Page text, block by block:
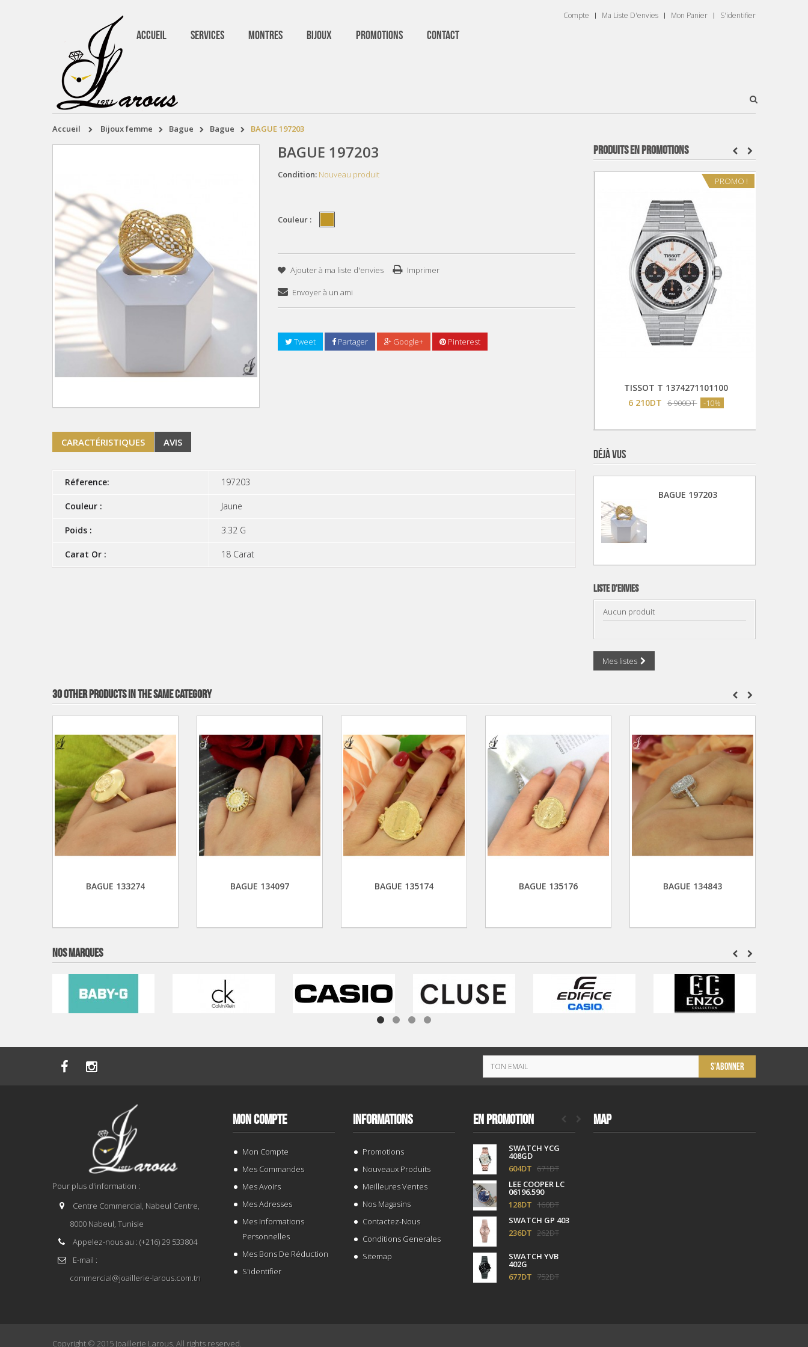
Compte Ma Liste D'envies Mon Panier S'identifier
ACCUEIL SERVICES MONTRES BIJOUX PROMOTIONS CONTACT
accueil bijoux femme bague bague BAGUE 197203
BAGUE 197203
Condition: Nouveau produit
Couleur :
Ajouter à ma liste d'envies Imprimer
Envoyer à un ami
Tweet Partager Google+ Pinterest
CARACTÉRISTIQUES AVIS
Réference: 197203
Couleur : Jaune
Poids : 3.32 G
Carat Or : 18 Carat
PRODUITS EN PROMOTIONS
PROMO !
TISSOT T 1374271101100
6 210DT 6 900DT -10%
DÉJÀ VUS
BAGUE 197203
Liste d'envies
Aucun produit
Mes listes
30 OTHER PRODUCTS IN THE SAME CATEGORY
BAGUE 133274 BAGUE 134097 BAGUE 135174 BAGUE 135176 BAGUE 134843
NOS MARQUES
S'ABONNER
Pour plus d'information :
Centre Commercial, Nabeul Centre,
8000 Nabeul, Tunisie
Appelez-nous au : (+216) 29 533804
E-mail :
commercial@joaillerie-larous.com.tn
MON COMPTE
Mon Compte
Mes Commandes
Mes Avoirs
Mes Adresses
Mes Informations
Personnelles
Mes Bons De Réduction
S'identifier
INFORMATIONS
Promotions
Nouveaux Produits
Meilleures Ventes
Nos Magasins
Contactez-Nous
Conditions Generales
Sitemap
EN PROMOTION
SWATCH YCG
408GD
604DT 671DT
LEE COOPER LC
06196.590
128DT 160DT
SWATCH GP 403
236DT 262DT
SWATCH YVB
402G
677DT 752DT
MAP
Copyright © 2015 Joaillerie Larous . All rights reserved.